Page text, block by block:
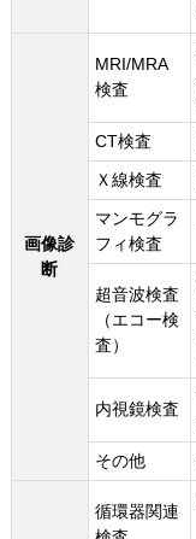
画像診
断
MRI/MRA
検査
CT検査
Ｘ線検査
マンモグラ
フィ検査
超音波検査
（エコー検
査）
内視鏡検査
その他
循環器関連